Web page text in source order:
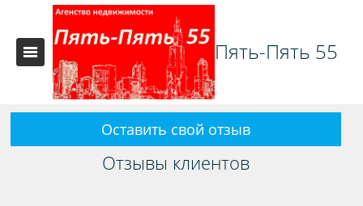
Пять-Пять 55
Оставить свой отзыв
Отзывы клиентов